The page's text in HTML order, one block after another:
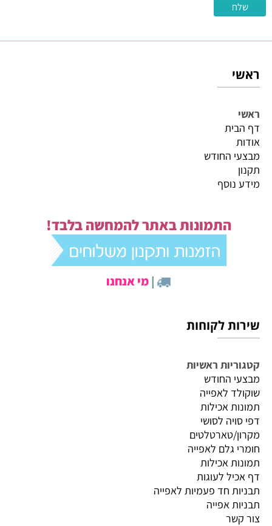
ראשי
ראשי
דף הבית
אודות
מבצעי החודש
תקנון
מידע נוסף
התמונות באתר להמחשה בלבד!
|מי אנחנו
שירות לקוחות
קטגוריות ראשיות
מבצעי החודש
שוקולד לאפייה
תמונות אכילות
דפי סויה לסושי
מקרון/טארטלטים
חומרי גלם לאפייה
תמונות אכילות
דף אכיל לעוגות
תבניות חד פעמיות לאפייה
תבניות אפייה
צור קשר